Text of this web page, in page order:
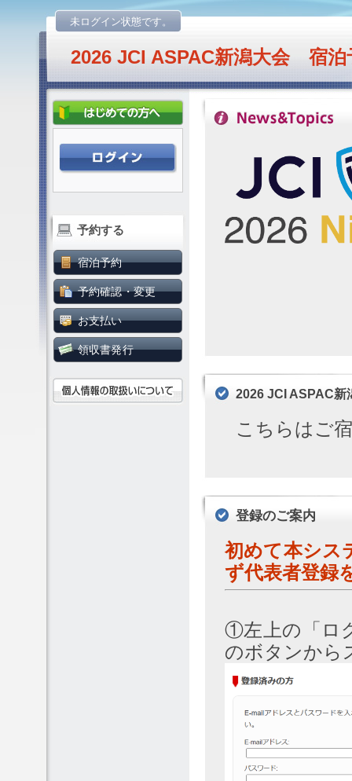
未ログイン状態です。
2026 JCI ASPAC新潟大会 宿泊
予約する
宿泊予約
予約確認・変更
お支払い
領収書発行
2026 JCI ASPAC
こちらはご
登録のご案内
初めて本シス
ず代表者登録
①左上の「ロ
のボタンから